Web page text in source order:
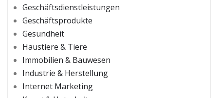
Geschäftsdienstleistungen
Geschäftsprodukte
Gesundheit
Haustiere & Tiere
Immobilien & Bauwesen
Industrie & Herstellung
Internet Marketing